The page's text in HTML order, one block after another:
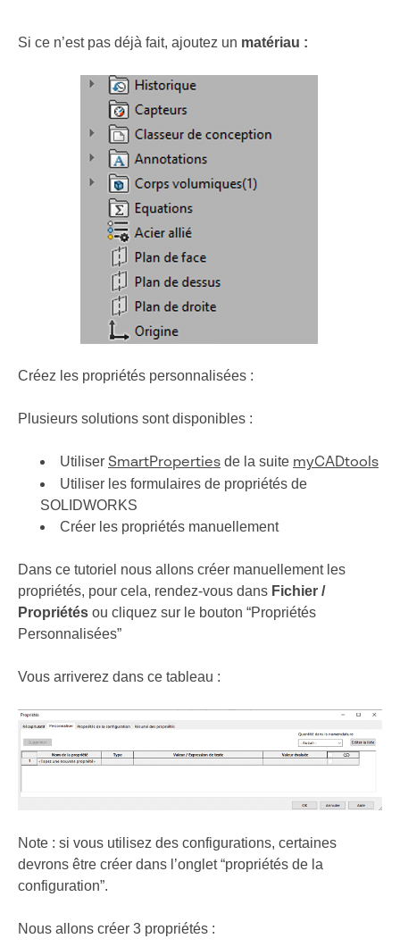
Si ce n’est pas déjà fait, ajoutez un matériau :
Créez les propriétés personnalisées :
Plusieurs solutions sont disponibles :
Utiliser SmartProperties de la suite myCADtools
Utiliser les formulaires de propriétés de
SOLIDWORKS
Créer les propriétés manuellement
Dans ce tutoriel nous allons créer manuellement les
propriétés, pour cela, rendez-vous dans Fichier /
Propriétés ou cliquez sur le bouton “Propriétés
Personnalisées”
Vous arriverez dans ce tableau :
Note : si vous utilisez des configurations, certaines
devrons être créer dans l’onglet “propriétés de la
configuration”.
Nous allons créer 3 propriétés :